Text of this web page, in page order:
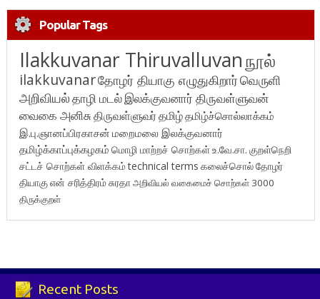
Popular Tags
Ilakkuvanar Thiruvalluvanநூல்
ilakkuvanarதோழர் தியாகு எழுதுகிறார்வெருளி
அறிவியல்தாழி மடல்இலக்குவனார் திருவள்ளுவன்
வைகை அனிசுதிருவள்ளுவர்தமிழ்தமிழ்ச்சொல்லாக்கம்
இ.பு.ஞானப்பிரகாசன் மறைமலை இலக்குவனார்
தமிழ்க்காப்புக்கழகம் மொழி மாற்றச் சொற்கள்உ.வே.சா. குறள்நெறி
சட்டச் சொற்கள் விளக்கம்technical terms கலைச்சொல்தோழர்
தியாகுஎன் சரித்திரம்சுரதாஅறிவியல் வகைமைச் சொற்கள் 3000
திருக்குறள்
Recent Posts